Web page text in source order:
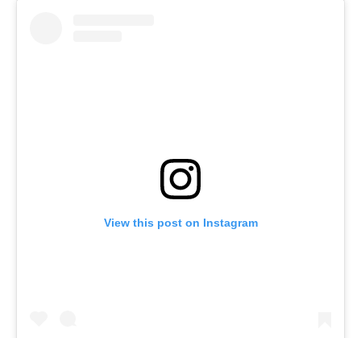
View this post on Instagram